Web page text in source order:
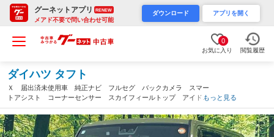
グーネットアプリ RENEW
メアド不要で問い合わせ可能
ダウンロード アプリを開く
0
お気に入り 閲覧履歴
ダイハツ タフト
Ｘ 届出済未使用車 純正ナビ フルセグ バックカメラ スマー
トアシスト コーナーセンサー スカイフィールトップ アイドリ
ングストップ ＬＥＤヘッドライト オートライト スマートキ
ー 電動パーキングブレーキ（千葉県）
もっと見る